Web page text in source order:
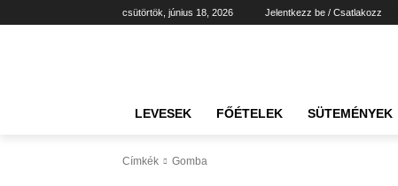
csütörtök, június 18, 2026 Jelentkezz be / Csatlakozz
LEVESEK FŐÉTELEK SÜTEMÉNYEK
Címkék Gomba